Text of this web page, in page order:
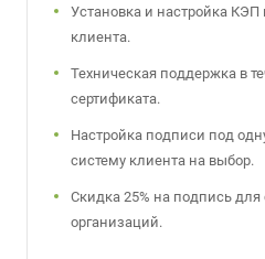
Установка и настройка КЭП
клиента.
Техническая поддержка в
сертификата.
Настройка подписи под
систему клиента на выбор.
Скидка 25% на подпись для
организаций.